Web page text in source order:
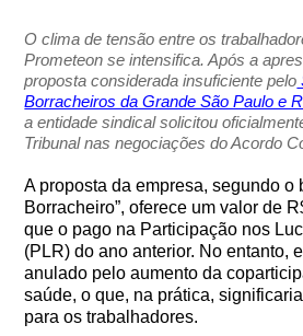
O clima de tensão entre os
Prometeon se intensifica. Após a
proposta considerada insuficiente pelo
Borracheiros da Grande São Paulo e
a entidade sindical solicitou
Tribunal nas negociações do Acordo
A proposta da empresa, segundo o
Borracheiro”, oferece um valor de
que o pago na Participação nos
(PLR) do ano anterior. No entanto,
anulado pelo aumento da
saúde, o que, na prática,
para os trabalhadores.